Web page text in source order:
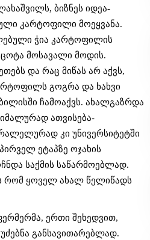
ბიზნეს იდეა-
კარტოფილი მოეყვანა.
ჭია კარტოფილის
ცოტა მოსავალი მოდის.
და რაც მიწას არ აქვს,
გოგრა და ხახვი
ჩამოაქვს. ახალგაზრდა
ათვისება-
კი უნივერსიტეტში
ეტაპზე ოჯახის
საქმის საწარმოებლად.
რომ ყოველ ახალ წელიწადს
ერთი შეხედვით,
განსავითარებლად.